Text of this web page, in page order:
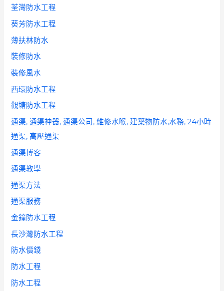
荃灣防水工程
葵芳防水工程
薄扶林防水
裝修防水
裝修風水
西環防水工程
觀塘防水工程
通渠, 通渠神器, 通渠公司, 維修水喉, 建築物防水,水務, 24小時
通渠, 高壓通渠
通渠博客
通渠教學
通渠方法
通渠服務
金鐘防水工程
長沙灣防水工程
防水價錢
防水工程
防水工程